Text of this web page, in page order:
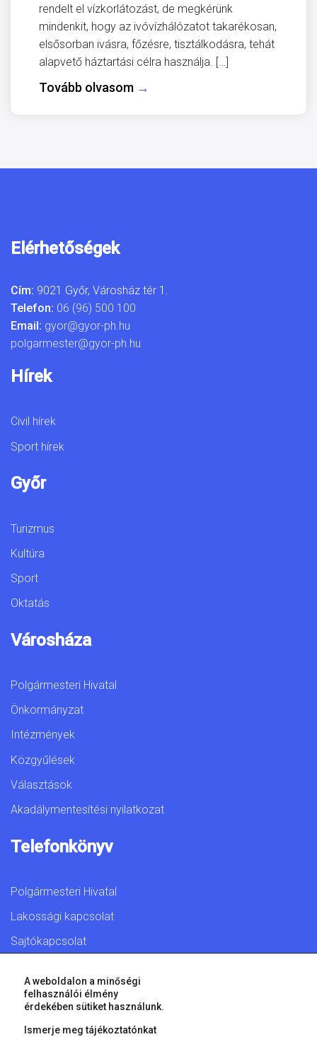
rendelt el vízkorlátozást, de megkérünk
mindenkit, hogy az ivóvízhálózatot takarékosan,
elsősorban ivásra, főzésre, tisztálkodásra, tehát
alapvető háztartási célra használja. […]
Tovább olvasom →
Elérhetőségek
Cím: 9021 Győr, Városház tér 1.
Telefon: 06 (96) 500 100
Email: gyor@gyor-ph.hu
polgarmester@gyor-ph.hu
Hírek
Civil hírek
Sport hírek
Győr
Turizmus
Kultúra
Sport
Oktatás
Városháza
Polgármesteri Hivatal
Önkormányzat
Intézmények
Közgyűlések
Választások
Akadálymentesítési nyilatkozat
Telefonkönyv
Polgármesteri Hivatal
Lakossági kapcsolat
Sajtókapcsolat
© 2026 Győr Megyei Jogú Város • Minden jog fenntartva!
A weboldalon a minőségi
felhasználói élmény
érdekében sütiket használunk.
Ismerje meg tájékoztatónkat